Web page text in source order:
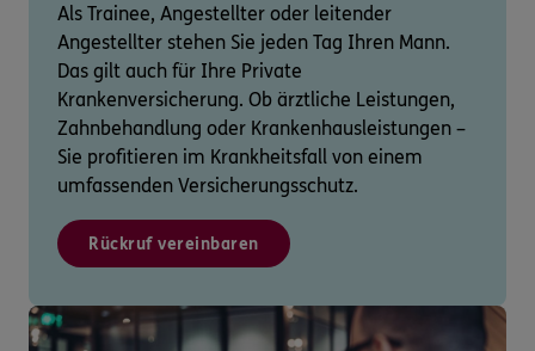
Als Trainee, Angestellter oder leitender
Angestellter stehen Sie jeden Tag Ihren Mann.
Das gilt auch für Ihre Private
Krankenversicherung. Ob ärztliche Leistungen,
Zahnbehandlung oder Krankenhausleistungen –
Sie profitieren im Krankheitsfall von einem
umfassenden Versicherungsschutz.
Rückruf vereinbaren